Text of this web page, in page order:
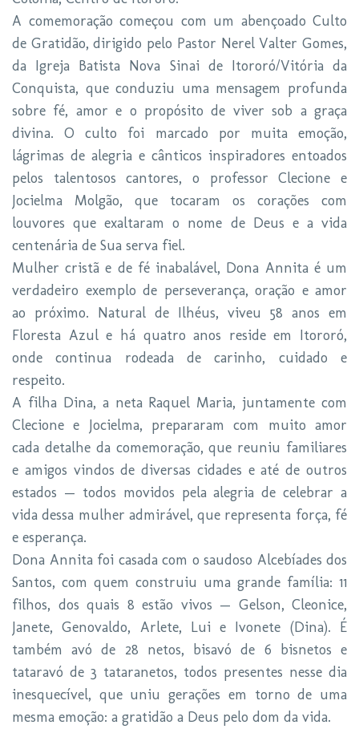
A comemoração começou com um abençoado Culto
de Gratidão, dirigido pelo Pastor Nerel Valter Gomes,
da Igreja Batista Nova Sinai de Itororó/Vitória da
Conquista, que conduziu uma mensagem profunda
sobre fé, amor e o propósito de viver sob a graça
divina. O culto foi marcado por muita emoção,
lágrimas de alegria e cânticos inspiradores entoados
pelos talentosos cantores, o professor Clecione e
Jocielma Molgão, que tocaram os corações com
louvores que exaltaram o nome de Deus e a vida
centenária de Sua serva fiel.
Mulher cristã e de fé inabalável, Dona Annita é um
verdadeiro exemplo de perseverança, oração e amor
ao próximo. Natural de Ilhéus, viveu 58 anos em
Floresta Azul e há quatro anos reside em Itororó,
onde continua rodeada de carinho, cuidado e
respeito.
A filha Dina, a neta Raquel Maria, juntamente com
Clecione e Jocielma, prepararam com muito amor
cada detalhe da comemoração, que reuniu familiares
e amigos vindos de diversas cidades e até de outros
estados — todos movidos pela alegria de celebrar a
vida dessa mulher admirável, que representa força, fé
e esperança.
Dona Annita foi casada com o saudoso Alcebíades dos
Santos, com quem construiu uma grande família: 11
filhos, dos quais 8 estão vivos — Gelson, Cleonice,
Janete, Genovaldo, Arlete, Lui e Ivonete (Dina). É
também avó de 28 netos, bisavó de 6 bisnetos e
tataravó de 3 tataranetos, todos presentes nesse dia
inesquecível, que uniu gerações em torno de uma
mesma emoção: a gratidão a Deus pelo dom da vida.